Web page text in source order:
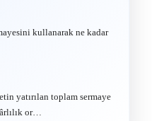
kullanarak ne kadar
yatırılan toplam sermaye
or…